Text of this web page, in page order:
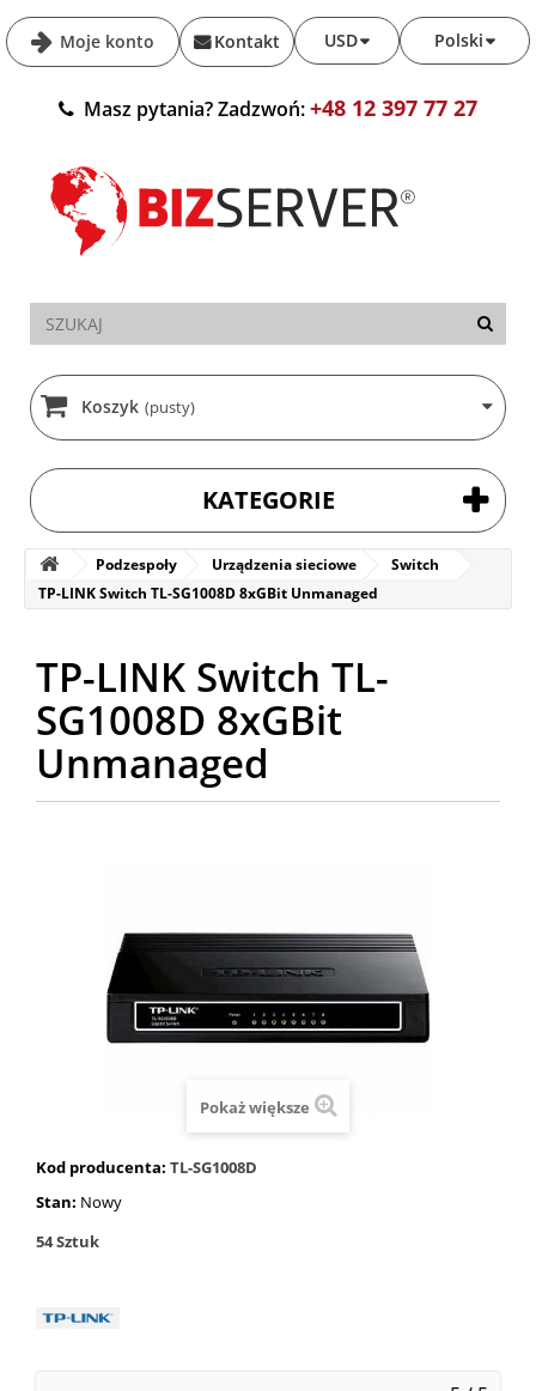
Moje konto Polski
USD
Kontakt
Masz pytania? Zadzwoń:+48 12 397 77 27
Koszyk (pusty)
KATEGORIE
Podzespoły Urządzenia sieciowe
Switch
TP-LINK Switch TL-SG1008D 8xGBit Unmanaged
TP-LINK Switch TL-
SG1008D 8xGBit
Unmanaged
Pokaż większe
Kod producenta: TL-SG1008D
Stan: Nowy
54Sztuk